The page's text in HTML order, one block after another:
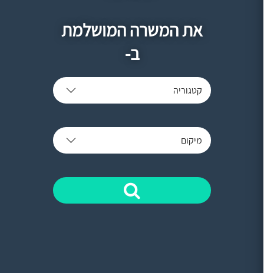
את המשרה המושלמת
ב-
קטגוריה
מיקום